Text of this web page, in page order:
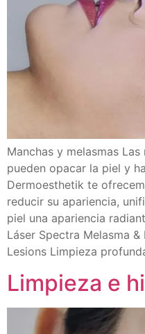
Manchas y melasmas
pueden opacar la piel y
Dermoesthetik te
reducir su apariencia,
piel una apariencia
Láser Spectra Melasma
Lesions Limpieza
Limpieza e